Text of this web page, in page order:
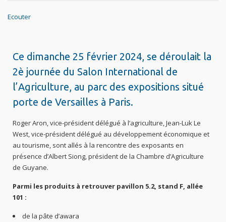
Ecouter
Ce dimanche 25 février 2024, se déroulait la
2è journée du Salon International de
l’Agriculture, au parc des expositions situé
porte de Versailles à Paris.
Roger Aron, vice-président délégué à l’agriculture, Jean-Luk Le
West, vice-président délégué au développement économique et
au tourisme, sont allés à la rencontre des exposants en
présence d’Albert Siong, président de la Chambre d’Agriculture
de Guyane.
Parmi les produits à retrouver pavillon 5.2, stand F, allée
101 :
de la pâte d’awara